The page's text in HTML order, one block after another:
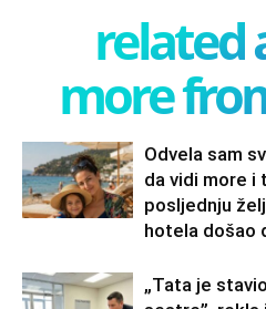
related
more
Odvela sam
da vidi more i
posljednju
hotela došao
„Tata je